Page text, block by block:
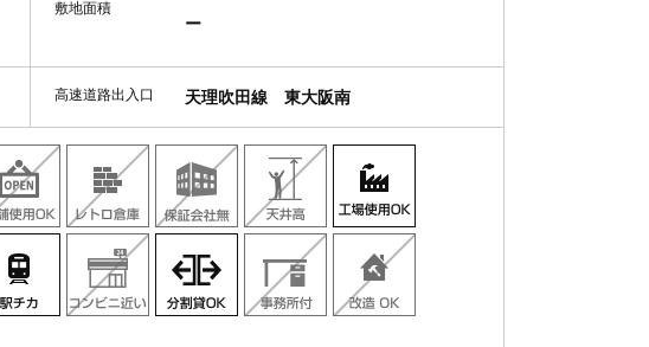
敷地面積
ー
高速道路出入口 天理吹田線 東大阪南